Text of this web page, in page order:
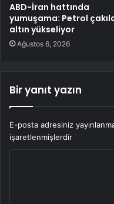
ABD-İran hattında
yumuşama: Petrol
altın yükseliyor
Ağustos 6, 2026
Bir yanıt yazın
E-posta adresiniz
işaretlenmişlerdir